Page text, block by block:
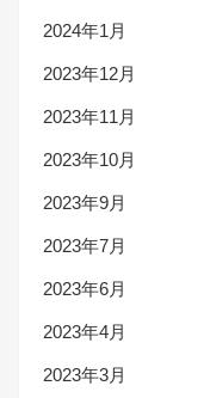
2024年1月
2023年12月
2023年11月
2023年10月
2023年9月
2023年7月
2023年6月
2023年4月
2023年3月